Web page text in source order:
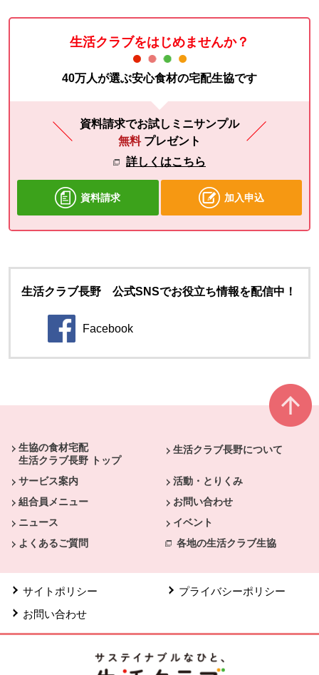
生活クラブをはじめませんか？
40万人が選ぶ安心食材の宅配生協です
資料請求でお試しミニサンプル
無料 プレゼント
詳しくはこちら
資料請求 加入申込
生活クラブ長野 公式SNSでお役立ち情報を配信中！
Facebook
別のウィンドウで開きます。
生協の食材宅配
生活クラブ長野 トップ
生活クラブ長野について
サービス案内
活動・とりくみ
組合員メニュー
お問い合わせ
ニュース
イベント
よくあるご質問
各地の生活クラブ生協
サイトポリシー
プライバシーポリシー
お問い合わせ